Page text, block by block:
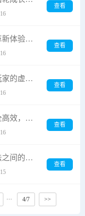
查看
吃鸡卡盟最新版本预告：革新体验，安全交易再升级
查看
全面解析吃鸡卡盟：游戏玩家的虚拟资源宝库
查看
吃鸡卡盟使用全攻略：安全高效，注意事项一网打尽
查看
揭秘吃鸡卡盟：合法与非法之间的游戏充值灰色地带
查看
··· 4/7 >>